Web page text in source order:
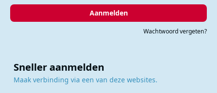
Aanmelden
Wachtwoord vergeten?
Sneller aanmelden
Maak verbinding via een van deze websites.